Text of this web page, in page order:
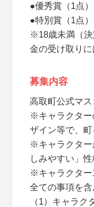
●優秀賞（1点
●特別賞（1点
※18歳未満（決
金の受け取り
募集内容
高取町公式マ
※キャラクター
ザイン等で、
※キャラクター
しみやすい」
※キャラクター
全ての事項を
（1）キャラク